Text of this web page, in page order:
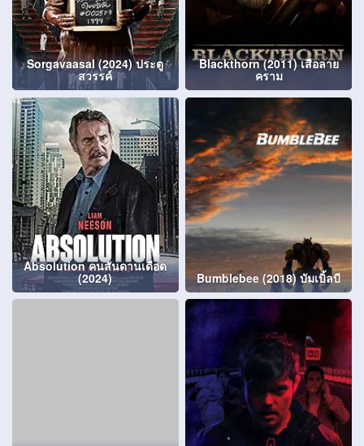
Sorgavaasal (2024) ประตู
สวรรค์
Blackthorn (2011) เสือลาย
คราม
Absolution คนสันดานเดือด
(2024) Bumblebee (2018) บัมเบิ้ลบี